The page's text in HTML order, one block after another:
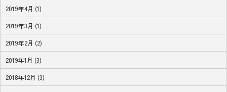
2019年4月 (1)
2019年3月 (1)
2019年2月 (2)
2019年1月 (3)
2018年12月 (3)